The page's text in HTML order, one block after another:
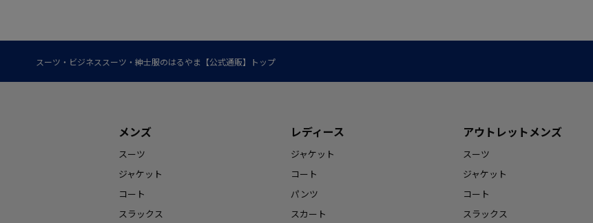
スーツ・ビジネススーツ・紳士服のはるやま【公式通販】トップ
メンズ
スーツ
ジャケット
コート
スラックス
レディース
ジャケット
コート
パンツ
スカート
アウトレットメンズ
スーツ
ジャケット
コート
スラックス